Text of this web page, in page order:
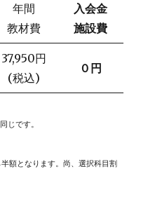
年間
教材費
入会金
施設費
37,950円
(税込)
０円
じです。
額となります。尚、選択科目割